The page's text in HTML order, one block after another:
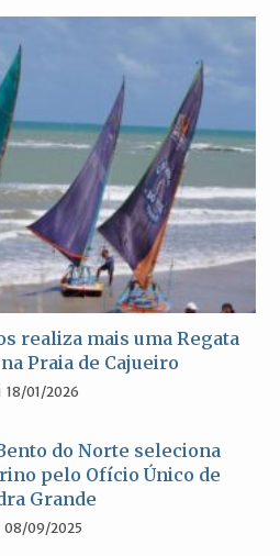
realiza mais uma Regata
Praia de Cajueiro
18/01/2026
do Norte seleciona
pelo Ofício Único de
Grande
08/09/2025